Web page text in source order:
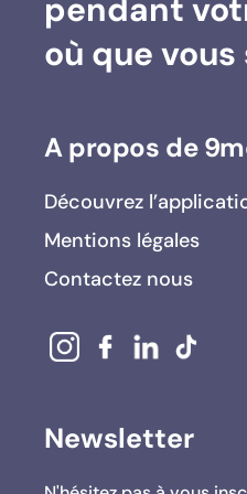
pendant
où que vous
A propos de
Découvrez
Mentions légales
Contactez nous
Newsletter